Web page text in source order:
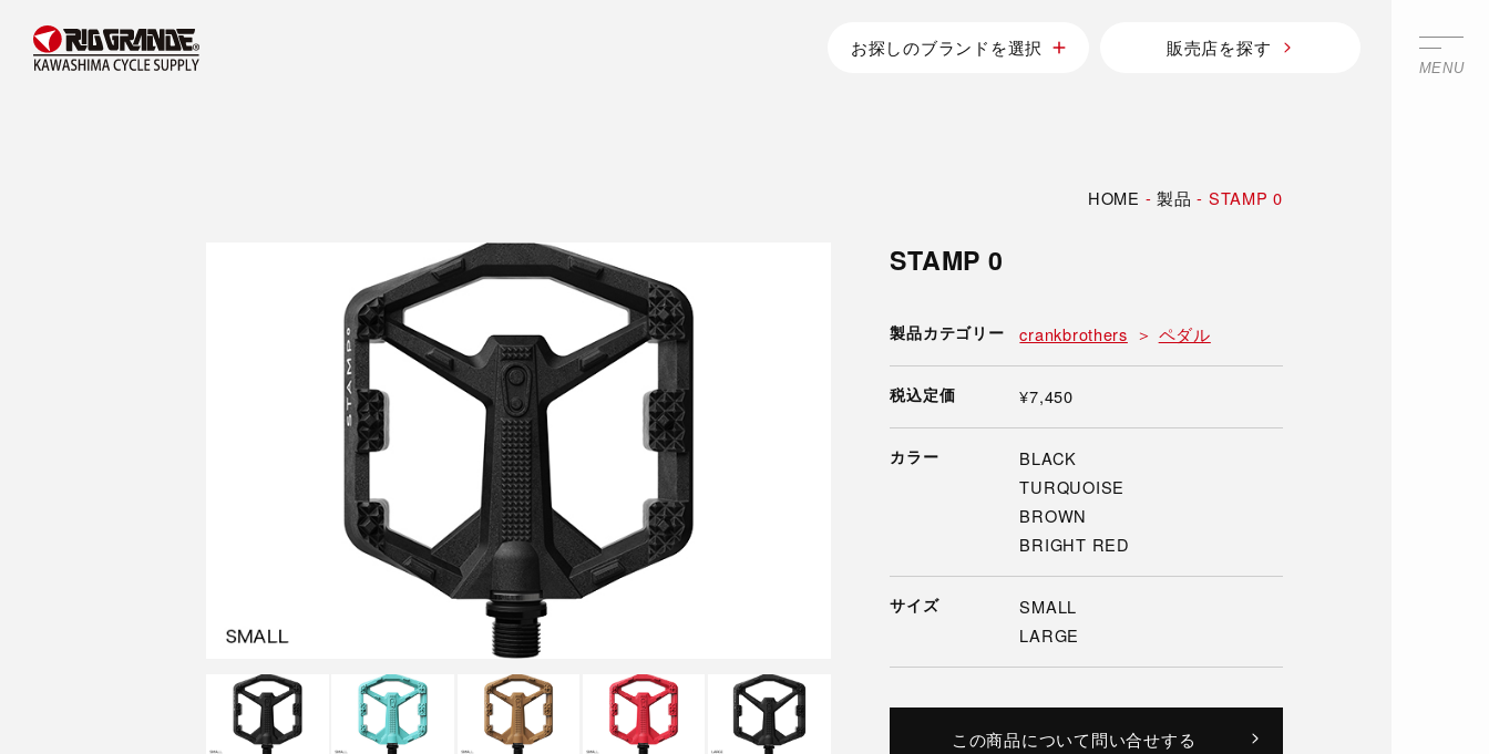
MENU
お探しのブランドを選択 販売店を探す
HOME -製品 - STAMP 0
STAMP 0
製品カテゴリー crankbrothers ペダル
税込定価 ¥7,450
カラー
BLACK
TURQUOISE
BROWN
BRIGHT RED
サイズ
SMALL
LARGE
この商品について問い合せする